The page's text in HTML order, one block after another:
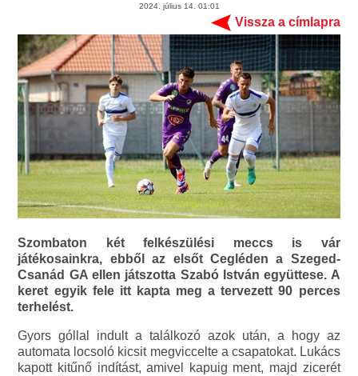
2024. július 14. 01:01
Vissza a címlapra
Szombaton két felkészülési meccs is vár
játékosainkra, ebből az elsőt Cegléden a Szeged-
Csanád GA ellen játszotta Szabó István együttese. A
keret egyik fele itt kapta meg a tervezett 90 perces
terhelést.
Gyors góllal indult a találkozó azok után, a hogy az
automata locsoló kicsit megviccelte a csapatokat. Lukács
kapott kitűnő indítást, amivel kapuig ment, majd zicerét